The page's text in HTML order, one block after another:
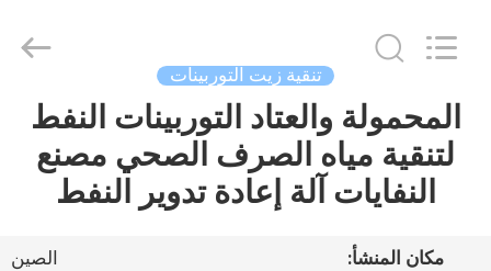
الصفحة
الرئيسية
Manufacture
Rights
تنقية زيت التوربينات
المحمولة والعتاد التوربينات النفط
لتنقية مياه الصرف الصحي مصنع
النفايات آلة إعادة تدوير النفط
مكان المنشأ:
الصين